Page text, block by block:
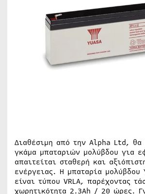
Διαθέσιμη από την Alpha Ltd, θα
γκάμα μπαταριών μολύβδου για
απαιτείται σταθερή και
ενέργειας. Η μπαταρία μολύβδου
είναι τύπου VRLA, παρέχοντας
χωρητικότητα 2.3Ah / 20 ώρες.